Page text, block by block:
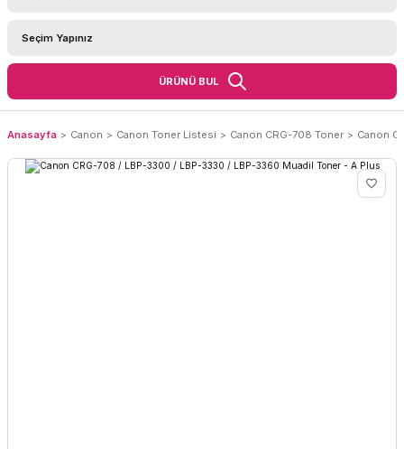
ÜRÜNÜ BUL
Anasayfa Canon Canon Toner Listesi Canon CRG-708 Toner Canon